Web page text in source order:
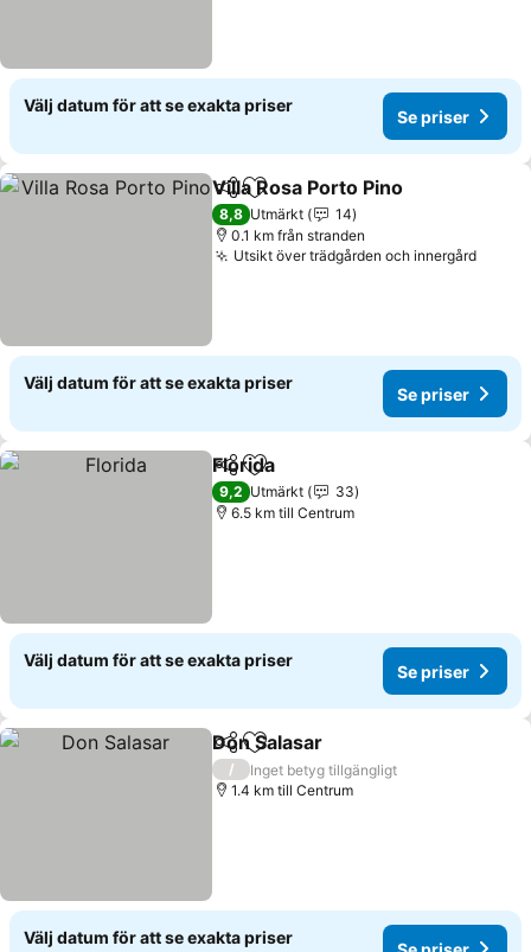
Välj datum för att se exakta priser
Se priser
Dela Lägg till i Mina Favoriter
Villa Rosa Porto Pino
8,8 Utmärkt
14
0.1 km från stranden
Utsikt över trädgården och innergård
Välj datum för att se exakta priser
Se priser
Dela Lägg till i Mina Favoriter
Florida
9,2 Utmärkt
33
6.5 km till Centrum
Välj datum för att se exakta priser
Se priser
Dela Lägg till i Mina Favoriter
Don Salasar
/
Inget betyg tillgängligt
1.4 km till Centrum
Välj datum för att se exakta priser